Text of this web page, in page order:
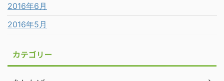
2016年6月
2016年5月
カテゴリー